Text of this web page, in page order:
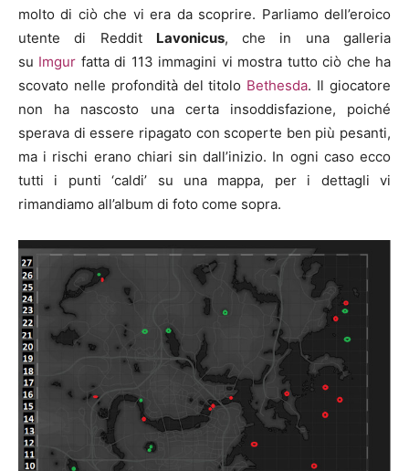
molto di ciò che vi era da scoprire. Parliamo dell’eroico
utente di Reddit Lavonicus, che in una galleria
su Imgur fatta di 113 immagini vi mostra tutto ciò che ha
scovato nelle profondità del titolo Bethesda. Il giocatore
non ha nascosto una certa insoddisfazione, poiché
sperava di essere ripagato con scoperte ben più pesanti,
ma i rischi erano chiari sin dall’inizio. In ogni caso ecco
tutti i punti ‘caldi’ su una mappa, per i dettagli vi
rimandiamo all’album di foto come sopra.